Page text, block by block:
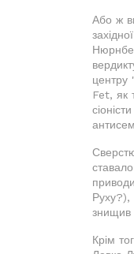
Або ж
центру
Fet, як
Руху?),
знищив
Крім